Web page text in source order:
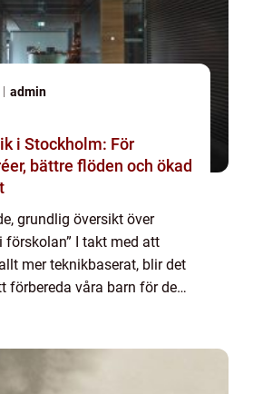
admin
i Stockholm: För
bättre flöden och ökad
grundlig översikt över
förskolan” I takt med att
mer teknikbaserat, blir det
förbereda våra barn för den